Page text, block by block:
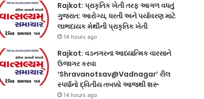
Rajkot: પ્રાકૃતિક ખેતી તરફ આગળ વધતું
ગુજરાત: આરોગ્ય, ધરતી અને પર્યાવરણ માટે
લાભદાયક મેથીની પ્રાકૃતિક ખેતી
14 hours ago
Rajkot: વડનગરના આધ્યાત્મિક વારસાને
ઉજાગર કરવા
‘Shravanotsav@Vadnagar’ રીલ
સ્પર્ધાનો દ્વિતીય તબક્કો આજથી શરૂ
14 hours ago